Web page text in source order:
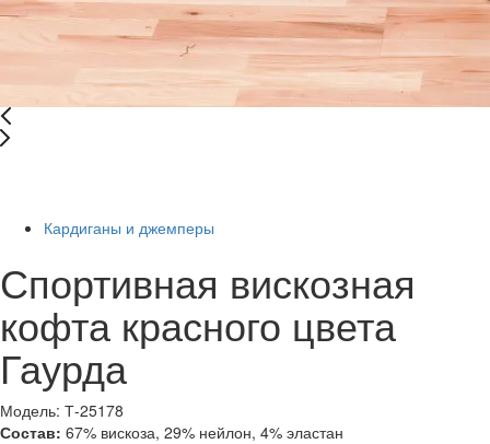
Кардиганы и джемперы
Спортивная вискозная
кофта красного цвета
Гаурда
Модель: Т-25178
Состав: 67% вискоза, 29% нейлон, 4% эластан